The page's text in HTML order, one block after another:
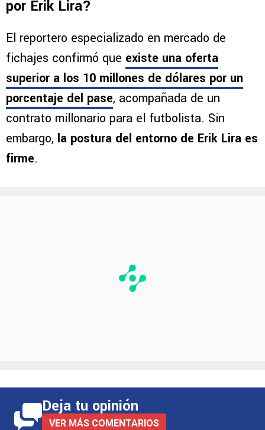
por Erik Lira?
El reportero especializado en mercado de
fichajes confirmó que existe una oferta
superior a los 10 millones de dólares por un
porcentaje del pase, acompañada de un
contrato millonario para el futbolista. Sin
embargo, la postura del entorno de Erik Lira es
firme.
Deja tu opinión
VER MÁS COMENTARIOS